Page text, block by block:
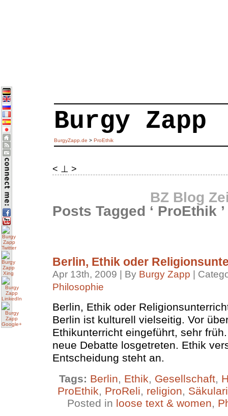
Burgy Zapp
BurgyZapp.de > ProEthik
< ⊥ >
BZ Blog
Posts Tagged ‘ ProEthik ’
Berlin, Ethik oder
Apr 13th, 2009 | By Burgy Zapp |
Philosophie
Berlin, Ethik oder
Berlin ist kulturell vielseitig. Vor
Ethikunterricht eingeführt, sehr
neue Debatte losgetreten. Ethik
Entscheidung steht an.
Tags: Berlin Ethik Gesellschaft,
ProEthik
ProReli religion
Posted in loose text & women